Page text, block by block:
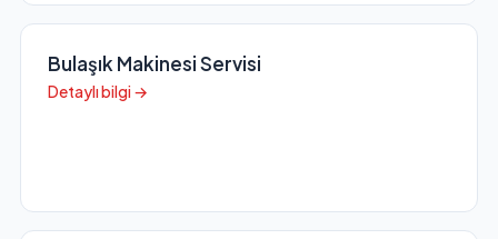
Bulaşık Makinesi Servisi
Detaylı bilgi →